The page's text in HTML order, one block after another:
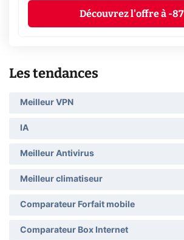
Découvrez l'offre à -
Les tendances
Meilleur VPN
IA
Meilleur Antivirus
Meilleur climatiseur
Comparateur Forfait mobile
Comparateur Box Internet